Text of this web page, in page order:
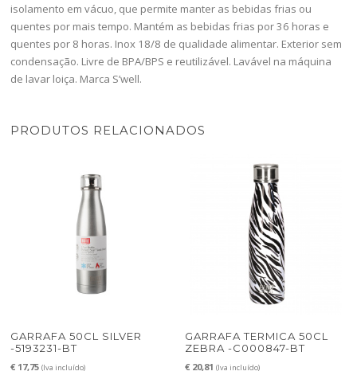
isolamento em vácuo, que permite manter as bebidas frias ou
quentes por mais tempo. Mantém as bebidas frias por 36 horas e
quentes por 8 horas. Inox 18/8 de qualidade alimentar. Exterior sem
condensação. Livre de BPA/BPS e reutilizável. Lavável na máquina
de lavar loiça. Marca S’well.
PRODUTOS RELACIONADOS
GARRAFA 50CL SILVER
-5193231-BT
€ 17,75 (Iva incluído)
GARRAFA TERMICA 50CL
ZEBRA -C000847-BT
€ 20,81 (Iva incluído)